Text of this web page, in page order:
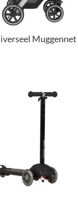
Muggennet